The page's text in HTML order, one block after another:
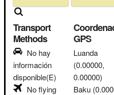
Transport
Methods
No hay
información
disponible(E)
No flying
GPS
Luanda
(0.00000,
0.00000)
Baku